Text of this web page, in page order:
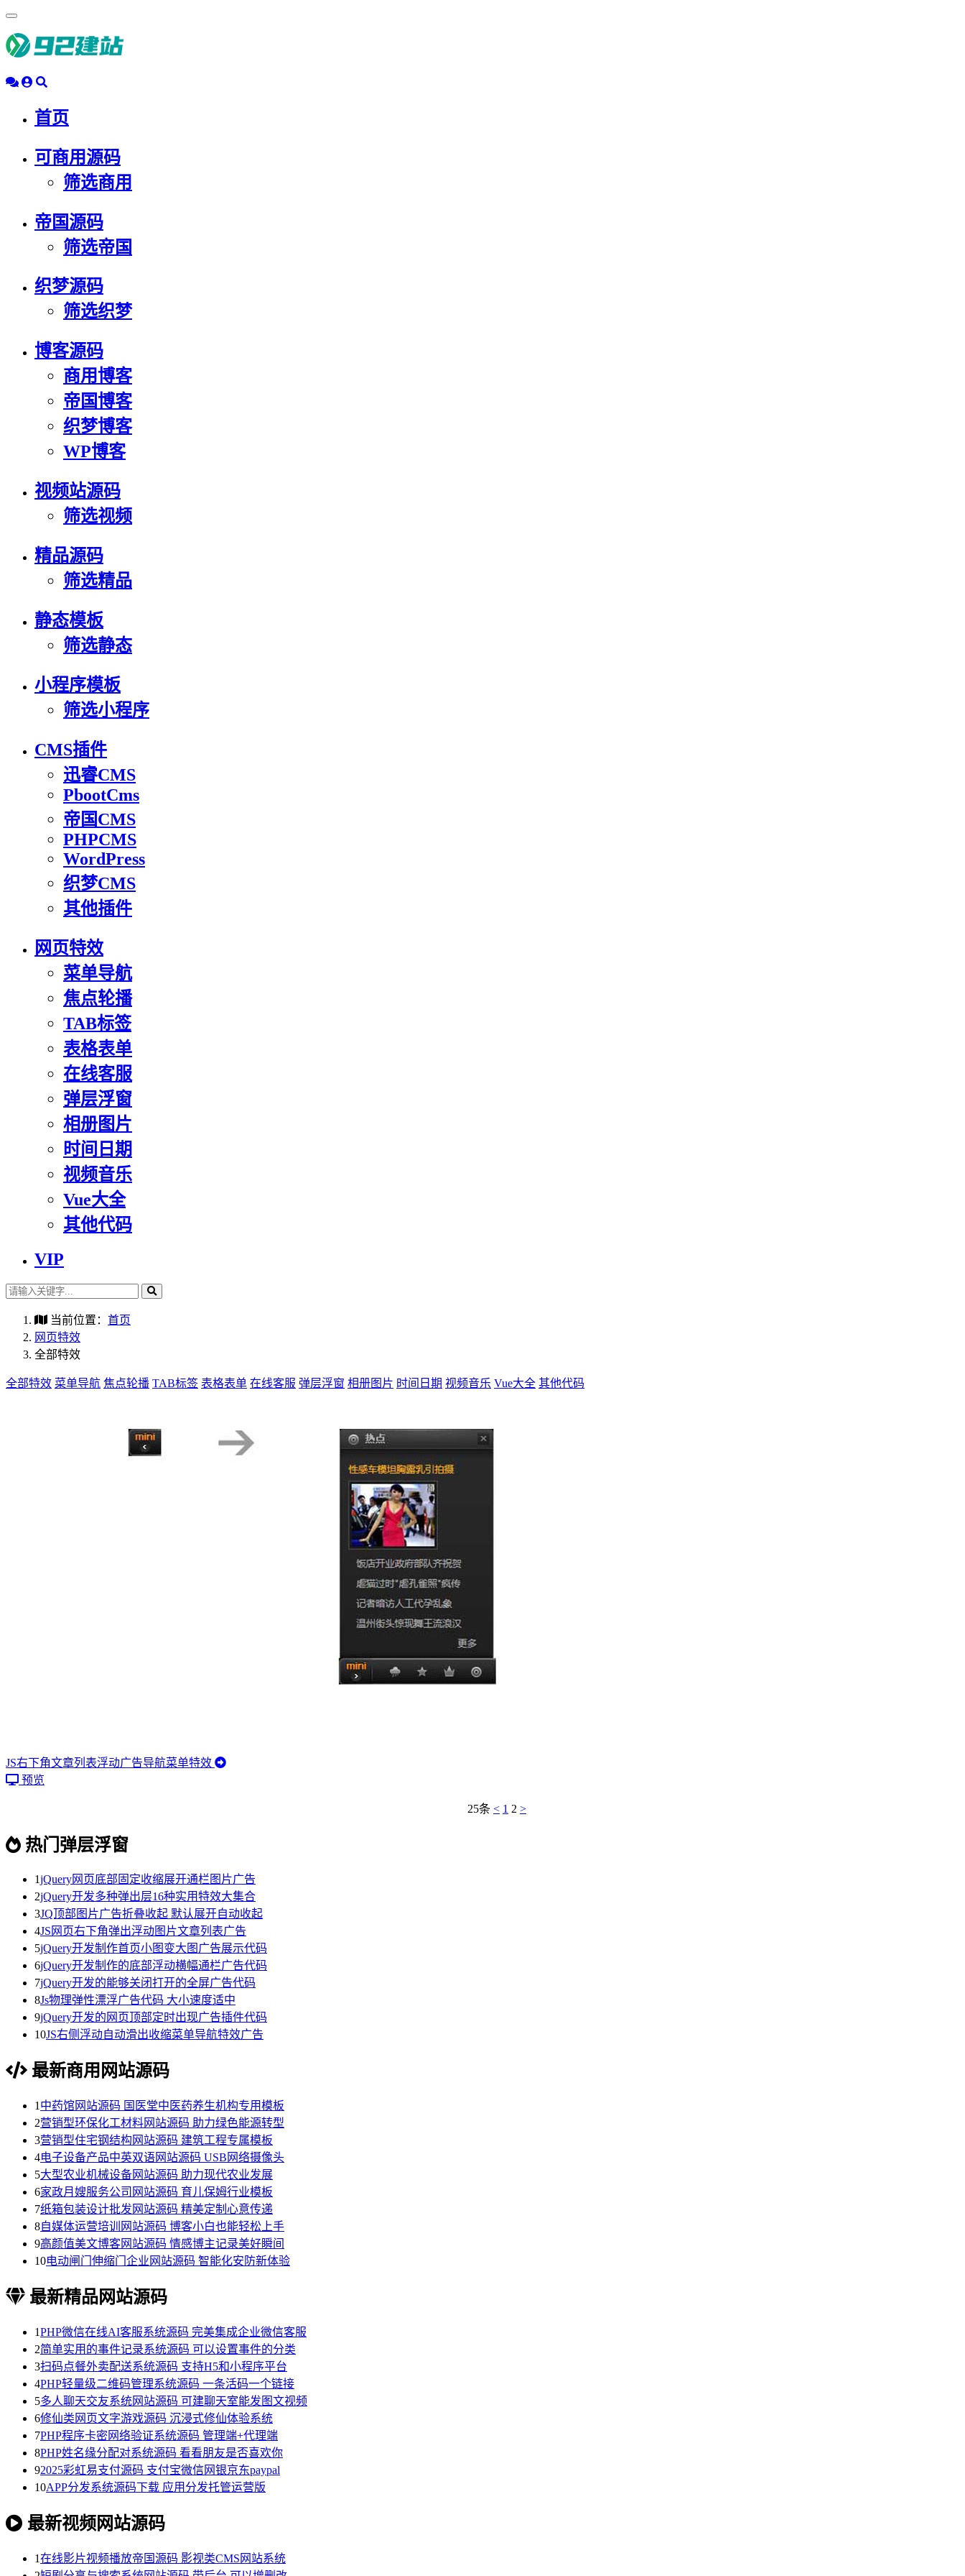
动
导
首页
可商用源码
筛选商用
帝国源码
筛选帝国
织梦源码
筛选织梦
博客源码
商用博客
帝国博客
织梦博客
WP博客
视频站源码
筛选视频
精品源码
筛选精品
静态模板
筛选静态
小程序模板
筛选小程序
CMS插件
迅睿CMS
PbootCms
帝国CMS
PHPCMS
WordPress
织梦CMS
其他插件
网页特效
菜单导航
焦点轮播
TAB标签
表格表单
在线客服
弹层浮窗
相册图片
时间日期
视频音乐
Vue大全
其他代码
VIP
当前位置： 首页
网页特效
全部特效
全部特效 菜单导航 焦点轮播 TAB标签 表格表单 在线客服 弹层浮窗 相册图片 时间日期 视频音乐 Vue大全 其他代码
JS右下角文章列表浮动广告导航菜单特效
预览
25条 < 1 2 >
热门弹层浮窗
1jQuery网页底部固定收缩展开通栏图片广告
2jQuery开发多种弹出层16种实用特效大集合
3JQ顶部图片广告折叠收起 默认展开自动收起
4JS网页右下角弹出浮动图片文章列表广告
5jQuery开发制作首页小图变大图广告展示代码
6jQuery开发制作的底部浮动横幅通栏广告代码
7jQuery开发的能够关闭打开的全屏广告代码
8Js物理弹性漂浮广告代码 大小速度适中
9jQuery开发的网页顶部定时出现广告插件代码
10JS右侧浮动自动滑出收缩菜单导航特效广告
最新商用网站源码
1 中药馆网站源码 国医堂中医药养生机构专用模板
2营销型环保化工材料网站源码 助力绿色能源转型
3营销型住宅钢结构网站源码 建筑工程专属模板
4电子设备产品中英双语网站源码 USB网络摄像头
5大型农业机械设备网站源码 助力现代农业发展
6家政月嫂服务公司网站源码 育儿保姆行业模板
7纸箱包装设计批发网站源码 精美定制心意传递
8自媒体运营培训网站源码 博客小白也能轻松上手
9高颜值美文博客网站源码 情感博主记录美好瞬间
10电动闸门伸缩门企业网站源码 智能化安防新体验
最新精品网站源码
1PHP微信在线AI客服系统源码 完美集成企业微信客服
2简单实用的事件记录系统源码 可以设置事件的分类
3扫码点餐外卖配送系统源码 支持H5和小程序平台
4PHP轻量级二维码管理系统源码 一条活码一个链接
5多人聊天交友系统网站源码 可建聊天室能发图文视频
6修仙类网页文字游戏源码 沉浸式修仙体验系统
7PHP程序卡密网络验证系统源码 管理端+代理端
8PHP姓名缘分配对系统源码 看看朋友是否喜欢你
92025彩虹易支付源码 支付宝微信网银京东paypal
10APP分发系统源码下载 应用分发托管运营版
最新视频网站源码
1在线影片视频播放帝国源码 影视类CMS网站系统